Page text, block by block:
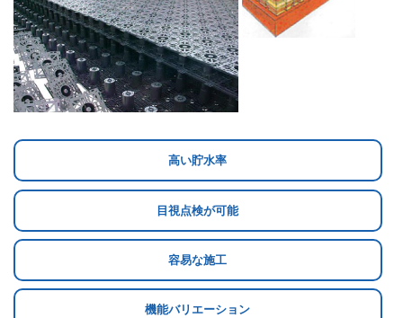
高い貯水率
目視点検が可能
容易な施工
機能バリエーション